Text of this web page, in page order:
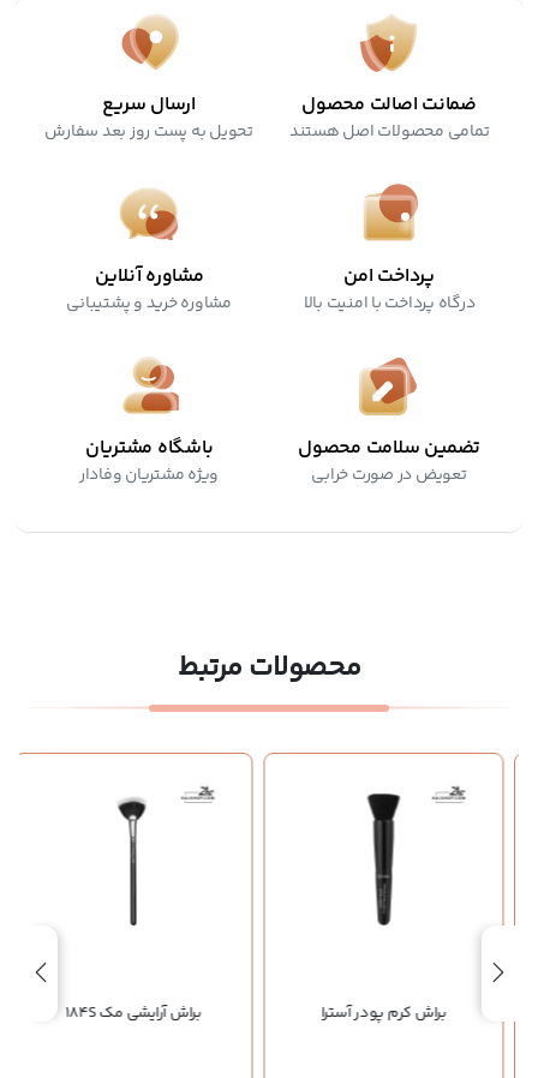
ضمانت اصالت محصول
تمامی محصولات اصل هستند
ارسال سریع
تحویل به پست روز بعد سفارش
پرداخت امن
درگاه پرداخت با امنیت بالا
مشاوره آنلاین
مشاوره خرید و پشتیبانی
تضمین سلامت محصول
تعویض در صورت خرابی
باشگاه مشتریان
ویژه مشتریان وفادار
محصولات مرتبط
براش کرم پودر آسترا براش آرایشی مک 184S